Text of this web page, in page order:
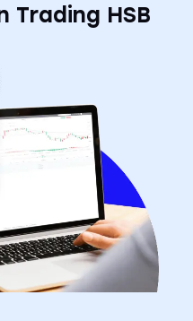
Trading HSB